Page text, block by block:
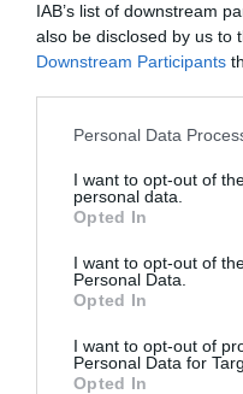
IAB’s list of downstream
also be disclosed by us to
Downstream Participants
Please note that this
not limited to your visit or
grant or deny consent to
use your data for below
consent section.
Personal Data
I want to opt-out of
personal data.
Opted In
I want to opt-out of
Personal Data.
Opted In
I want to opt-out of
Personal Data for
Opted In
ΕΛΛΑΔΑ